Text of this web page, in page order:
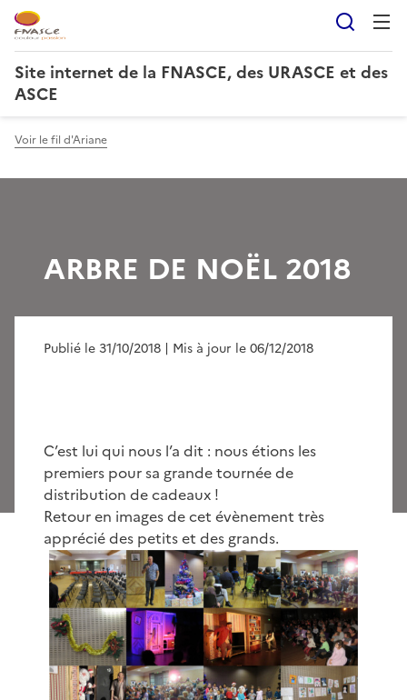
Site internet de la FNASCE, des URASCE et des
ASCE
Voir le fil d'Ariane
ARBRE DE NOËL 2018
Publié le 31/10/2018 | Mis à jour le 06/12/2018
C’est lui qui nous l’a dit : nous étions les
premiers pour sa grande tournée de
distribution de cadeaux !
Retour en images de cet évènement très
apprécié des petits et des grands.